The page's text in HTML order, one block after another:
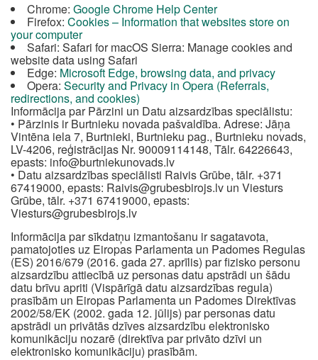
Chrome: Google Chrome Help Center
Firefox: Cookies – Information that websites store on
your computer
Safari: Safari for macOS Sierra: Manage cookies and
website data using Safari
Edge: Microsoft Edge, browsing data, and privacy
Opera: Security and Privacy in Opera (Referrals,
redirections, and cookies)
Informācija par Pārzini un Datu aizsardzības speciālistu:
• Pārzinis ir Burtnieku novada pašvaldība. Adrese: Jāņa
Vintēna iela 7, Burtnieki, Burtnieku pag., Burtnieku novads,
LV-4206, reģistrācijas Nr. 90009114148, Tālr. 64226643,
epasts: info@burtniekunovads.lv
• Datu aizsardzības speciālisti Raivis Grūbe, tālr. +371
67419000, epasts: Raivis@grubesbirojs.lv un Viesturs
Grūbe, tālr. +371 67419000, epasts:
Viesturs@grubesbirojs.lv
Informācija par sīkdatņu izmantošanu ir sagatavota,
pamatojoties uz Eiropas Parlamenta un Padomes Regulas
(ES) 2016/679 (2016. gada 27. aprīlis) par fizisko personu
aizsardzību attiecībā uz personas datu apstrādi un šādu
datu brīvu apriti (Vispārīgā datu aizsardzības regula)
prasībām un Eiropas Parlamenta un Padomes Direktīvas
2002/58/EK (2002. gada 12. jūlijs) par personas datu
apstrādi un privātās dzīves aizsardzību elektronisko
komunikāciju nozarē (direktīva par privāto dzīvi un
elektronisko komunikāciju) prasībām.